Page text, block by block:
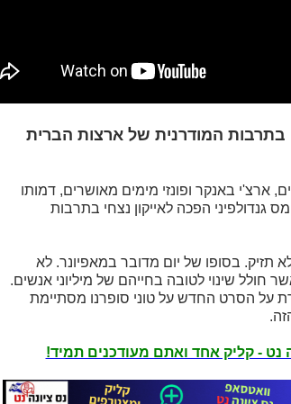
בתרבות המודרנית של ארצות הברית
ארצ'י באנקר ופונזי מימים מאושרים, דמותו
גנדולפיני הפכה לאייקון נצחי בתרבות
תזיק. בסופו של יום מדובר במאפיונר. לא
חולל שינוי לטובה בחייהם של מיליוני אנשים.
על הסרט החדש על טוני סופרנו מסתיימת
נט - קליק אחד ואתם מעודכנים תמיד!